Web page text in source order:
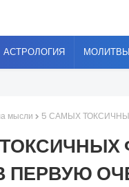
АСТРОЛОГИЯ МОЛИТВЫ
мысли 5 САМЫХ
ПЕРВУЮ